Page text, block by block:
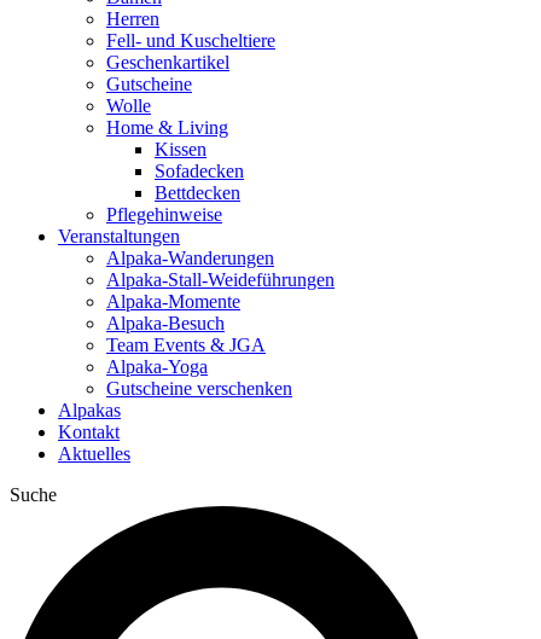
Herren
Fell- und Kuscheltiere
Geschenkartikel
Gutscheine
Wolle
Home & Living
Kissen
Sofadecken
Bettdecken
Pflegehinweise
Veranstaltungen
Alpaka-Wanderungen
Alpaka-Stall-Weideführungen
Alpaka-Momente
Alpaka-Besuch
Team Events & JGA
Alpaka-Yoga
Gutscheine verschenken
Alpakas
Kontakt
Aktuelles
Suche